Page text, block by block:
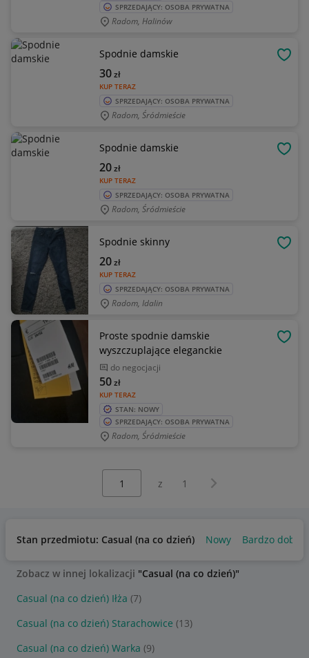
SPRZEDAJĄCY: OSOBA PRYWATNA
Radom, Halinów
Spodnie damskie
KUP TERAZ
30zł
SPRZEDAJĄCY: OSOBA PRYWATNA
Radom, Śródmieście
Spodnie damskie
KUP TERAZ
20zł
SPRZEDAJĄCY: OSOBA PRYWATNA
Radom, Śródmieście
Spodnie skinny
KUP TERAZ
20zł
SPRZEDAJĄCY: OSOBA PRYWATNA
Radom, Idalin
Proste spodnie damskie
wyszczuplające eleganckie
do negocjacji
KUP TERAZ
50zł
STAN: NOWY
SPRZEDAJĄCY: OSOBA PRYWATNA
Radom, Śródmieście
z 1 Następna strona
Stan przedmiotu: Casual (na co dzień) Nowy Bardzo dobry
Zobacz w innej lokalizacji "Casual (na co dzień)"
Casual (na co dzień) Iłża (7)
Casual (na co dzień) Starachowice (13)
Casual (na co dzień) Warka (9)